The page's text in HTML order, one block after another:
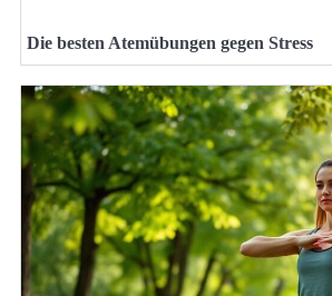
Die besten Atemübungen gegen Stress